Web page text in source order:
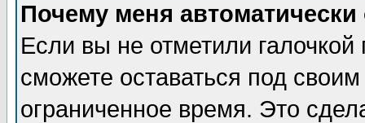
Почему меня автоматически
Если вы не отметили галочкой
сможете оставаться под
ограниченное время. Это